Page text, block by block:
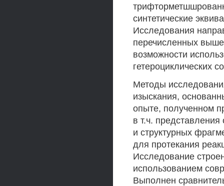
синтетические
Исследования
перечисленных выше
возможности
гетероциклических
Методы
изыскания,
опыте, полученном
в т.ч.
и структурных
для протекания
Исследование
использованием
Выполнен